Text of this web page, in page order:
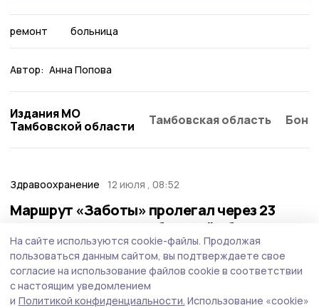
ремонт больница
Автор: Анна Попова
Издания МО
Тамбовской области
Тамбовская область
Здравоохранение 12 июля , 08:52
Маршрут «Заботы» пролегал через 23
муниципалитета Тамбовской области
Медико-социальный автопоезд «Забота» посетил
сельские населённые пункты во всех муниципальных
округах региона.
На сайте используются cookie-файлы. Продолжая
пользоваться данным сайтом, вы подтверждаете свое
согласие на использование файлов cookie в соответствии
с настоящим уведомлением
и Политикой конфиденциальности. Использование «cookie»